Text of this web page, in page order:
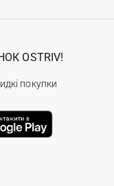
OSTRIV!
покупки